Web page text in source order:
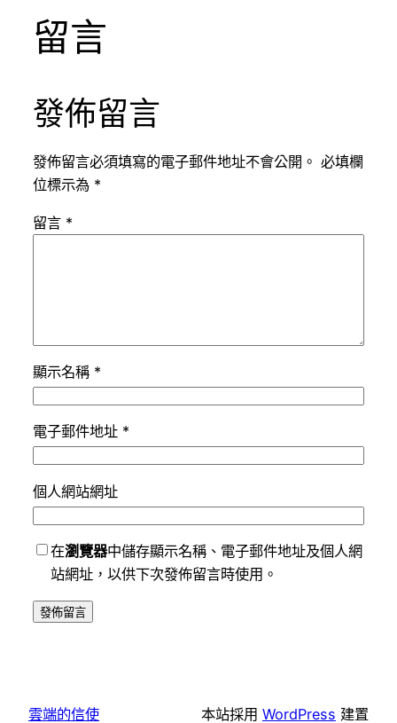
留言
發佈留言
發佈留言必須填寫的電子郵件地址不會公開。 必填欄
位標示為 *
留言 *
顯示名稱 *
電子郵件地址 *
個人網站網址
在瀏覽器中儲存顯示名稱、電子郵件地址及個人網
站網址，以供下次發佈留言時使用。
雲端的信使 本站採用 WordPress 建置